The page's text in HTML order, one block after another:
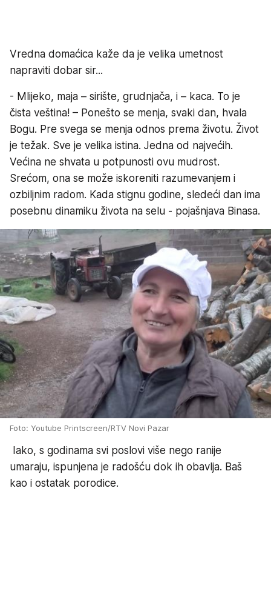
Vredna domaćica kaže da je velika umetnost
napraviti dobar sir...
- Mlijeko, maja – sirište, grudnjača, i – kaca. To je
čista veština! – Ponešto se menja, svaki dan, hvala
Bogu. Pre svega se menja odnos prema životu. Život
je težak. Sve je velika istina. Jedna od najvećih.
Većina ne shvata u potpunosti ovu mudrost.
Srećom, ona se može iskoreniti razumevanjem i
ozbiljnim radom. Kada stignu godine, sledeći dan ima
posebnu dinamiku života na selu - pojašnjava Binasa.
Foto: Youtube Printscreen/RTV Novi Pazar
Iako, s godinama svi poslovi više nego ranije
umaraju, ispunjena je radošću dok ih obavlja. Baš
kao i ostatak porodice.